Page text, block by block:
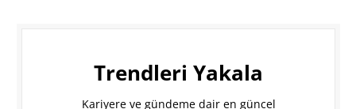
Trendleri Yakala
Kariyere ve gündeme dair en güncel